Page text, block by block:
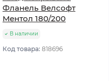
Фланель Велсофт
Ментол 180/200
В наличии
Код товара: 818696